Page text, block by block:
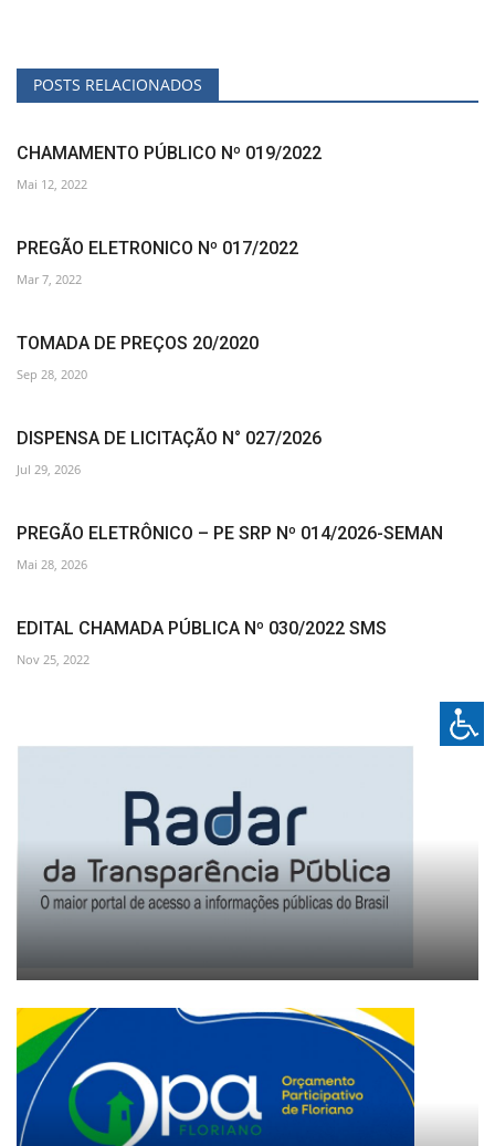
POSTS RELACIONADOS
CHAMAMENTO PÚBLICO Nº 019/2022
Mai 12, 2022
PREGÃO ELETRONICO Nº 017/2022
Mar 7, 2022
TOMADA DE PREÇOS 20/2020
Sep 28, 2020
DISPENSA DE LICITAÇÃO N° 027/2026
Jul 29, 2026
PREGÃO ELETRÔNICO – PE SRP Nº 014/2026-SEMAN
Mai 28, 2026
EDITAL CHAMADA PÚBLICA Nº 030/2022 SMS
Nov 25, 2022